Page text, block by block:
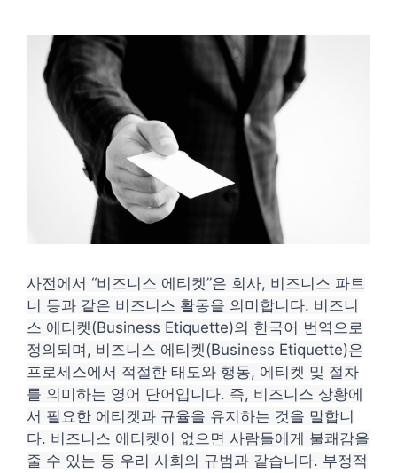
사전에서 “비즈니스 에티켓”은 회사, 비즈니스 파트
너 등과 같은 비즈니스 활동을 의미합니다. 비즈니
스 에티켓(Business Etiquette)의 한국어 번역으로
정의되며, 비즈니스 에티켓(Business Etiquette)은
프로세스에서 적절한 태도와 행동, 에티켓 및 절차
를 의미하는 영어 단어입니다. 즉, 비즈니스 상황에
서 필요한 에티켓과 규율을 유지하는 것을 말합니
다. 비즈니스 에티켓이 없으면 사람들에게 불쾌감을
줄 수 있는 등 우리 사회의 규범과 같습니다. 부정적